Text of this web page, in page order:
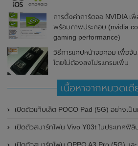
การตั้งค่าการ์ดจอ NVIDIA เ
พร้อมภาพประกอบ (nvidia
gaming performance)
วิธีการแคปหน้าจอคอม เพื่อจั
โดยไม่ต้องลงโปรแกรมเพิ่ม
เนื้อหาจากหมวดเ
เปิดตัวแท็บเล็ต POCO Pad (5G) อย่างเป็นทางการแล้วในประเทศอินเดีย มาพร้อมชิปเซ็ต
เปิดตัวสมาร์ทโฟน Vivo Y03t ในประเทศฟิลิปปินส์อย่างเป็นทางการแล้ว มาพร้อมชิปเซ็ต Unisoc T612 , กล้องหลัง ความล